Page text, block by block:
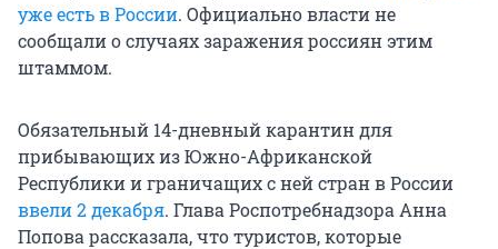
уже есть в России. Официально власти не
сообщали о случаях заражения россиян этим
штаммом.
Обязательный 14-дневный карантин для
прибывающих из Южно-Африканской
Республики и граничащих с ней стран в России
ввели 2 декабря. Глава Роспотребнадзора Анна
Попова рассказала, что туристов, которые